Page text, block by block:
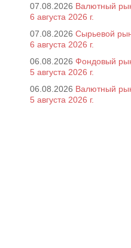
07.08.2026 Валютный
6 августа 2026 г.
07.08.2026 Сырьевой
6 августа 2026 г.
06.08.2026 Фондовый
5 августа 2026 г.
06.08.2026 Валютный
5 августа 2026 г.